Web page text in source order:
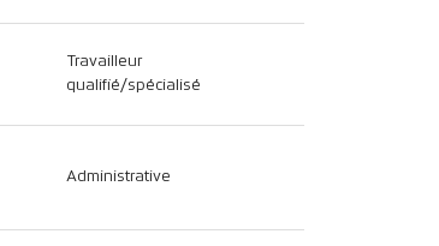
Travailleur
qualifié/spécialisé
Administrative